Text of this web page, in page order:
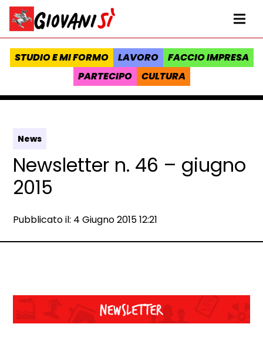
Vai al contenuto
Homepage Giovanisì - Progetto della Regione Toscana
STUDIO E MI FORMO LAVORO
FACCIO IMPRESA
PARTECIPO
CULTURA
News
Newsletter n. 46 – giugno
2015
Data e ora:
Pubblicato il: 4 Giugno 2015 12:21